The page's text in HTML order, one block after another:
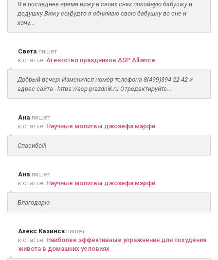
Я в последнее время вижу в своих снах покойную бабушку и
дедушку.Вижу соң, будто я обнимаю свою бабушку во сне и
хочу...
Света пишет
к статье: Агентство праздников ASP Alliance
Добрый вечер! Изменился номер телефона 8(499)394-22-42 и
адрес сайта - https://asp-prazdnik.ru Отредактируйте...
Ана пишет
к статье: Научные молитвы джозефа мэрфи
Спасибо!!!
Ана пишет
к статье: Научные молитвы джозефа мэрфи
Благодарю
Алекс Казинскпишет
к статье: Наиболее эффективные упражнения для похудения
живота в домашних условиях